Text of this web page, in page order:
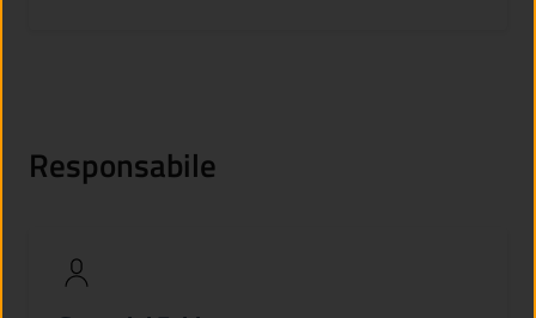
Responsabile